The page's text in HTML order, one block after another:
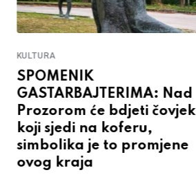
KULTURA
SPOMENIK
GASTARBAJTERIMA: Nad
Prozorom će bdjeti čovjek
koji sjedi na koferu,
simbolika je to promjene
ovog kraja